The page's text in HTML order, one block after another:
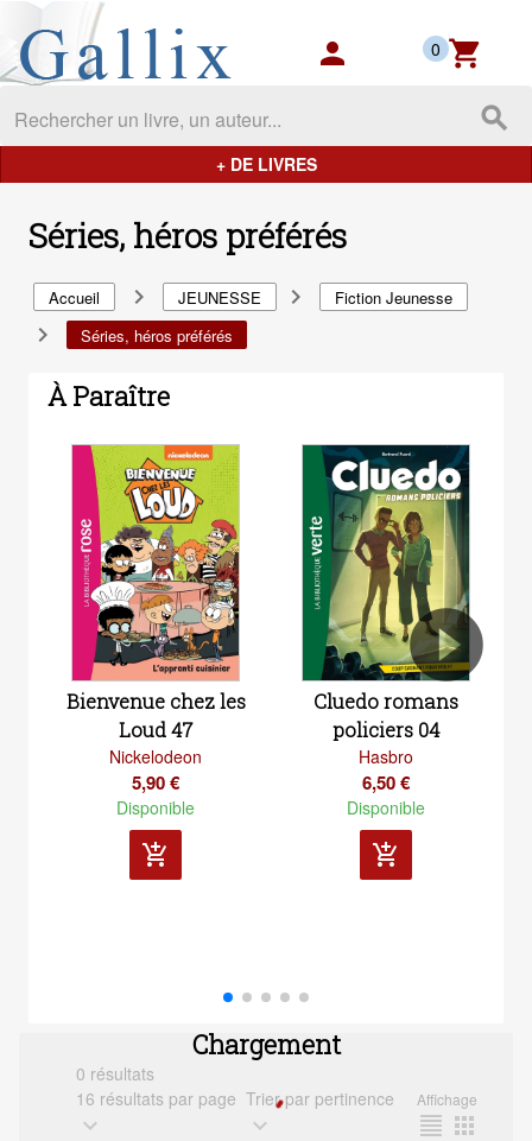
Gallix - les mondes du livres
person shopping_cart
0
search
+ DE LIVRES
Séries, héros préférés
Accueil navigate_next JEUNESSE navigate_next Fiction Jeunesse
navigate_next Séries, héros préférés
À Paraître
Bienvenue chez les
Loud 47
Nickelodeon
5,90 €
Disponible
add_shopping_cart
Cluedo romans
policiers 04
Hasbro
6,50 €
Disponible
add_shopping_cart
Chargement
0 résultats
16 résultats par page
expand_more
Trier par pertinence
expand_more
Affichage
format_align_justify apps